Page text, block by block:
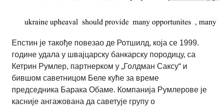
Епстин је такође повезао де Ротшилд, која се 1999.
године удала у швајцарску банкарску породицу, са
Кетрин Румлер, партнерком у „Голдман Саксу“ и
бившом саветницом Беле куће за време
председника Барака Обаме. Компанија Румлерове је
касније ангажована да саветује групу о